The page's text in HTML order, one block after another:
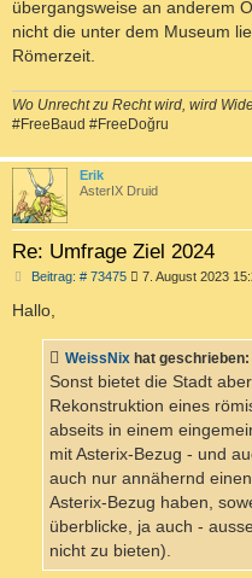
übergangsweise an anderem
nicht die unter dem Museum
Römerzeit.
Wo Unrecht zu Recht wird, wird
#FreeBaud #FreeDoğru
Erik
AsterIX Druid
Re: Umfrage Ziel 2024
Beitrag: # 73475B
r
a
7. August 2023
Hallo,
WeissNix hat geschrieben:
Sonst bietet die Stadt
Rekonstruktion eines
abseits in einem
mit Asterix-Bezug - und
auch nur annähernd
Asterix-Bezug haben,
überblicke, ja auch -
nicht zu bieten).